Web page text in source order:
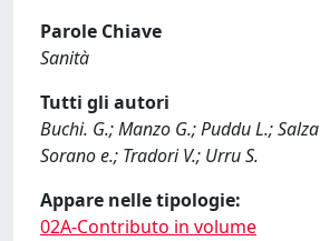
Parole Chiave
Sanità
Tutti gli autori
Buchi. G.; Manzo G.; Puddu L.;
Sorano e.; Tradori V.; Urru S.
Appare nelle tipologie:
02A-Contributo in volume